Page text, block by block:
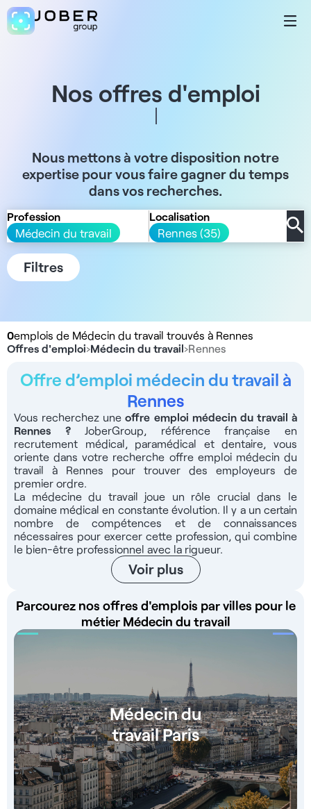
Nos offres d'emploi
Nous mettons à votre disposition notre
expertise pour vous faire gagner du temps
dans vos recherches.
Profession
Médecin du travail
Localisation
Rennes (35)
Filtres
0emplois de Médecin du travail trouvés à Rennes
Offres d'emploi›Médecin du travail›Rennes
Offre d’emploi médecin du travail à
Rennes
Vous recherchez uneoffre emploi médecin du travail à
Rennes
?JoberGroup, référence française en
recrutement médical, paramédical et dentaire, vous
oriente dans votre recherche offre emploi médecin du
travail à Rennes pour trouver des employeurs de
premier ordre.
La médecine du travail joue un rôle crucial dans le
domaine médical en constante évolution. Il y a un certain
nombre de compétences et de connaissances
nécessaires pour exercer cette profession, qui combine
le bien-être professionnel avec la rigueur.
Voir plus
Parcourez nos offres d'emplois par villes pour le
métier Médecin du travail
Médecin du
travail Paris